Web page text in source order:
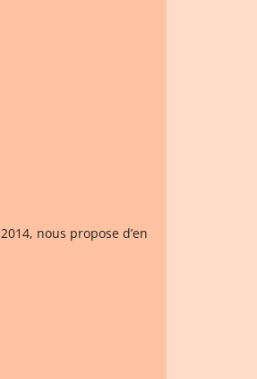
nous propose d’en